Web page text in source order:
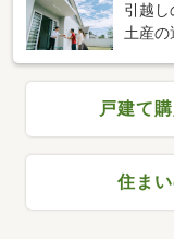
引越
土産の
戸建て
住ま